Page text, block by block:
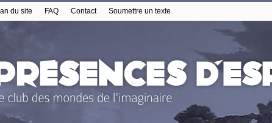
du site FAQ Contact Soumettre un texte